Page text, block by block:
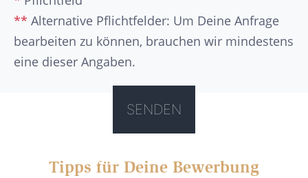
** Alternative Pflichtfelder: Um Deine Anfrage
bearbeiten zu können, brauchen wir mindestens
eine dieser Angaben.
Tipps für Deine Bewerbung